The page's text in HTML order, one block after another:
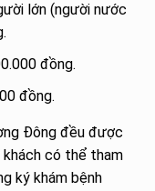
lớn (người nước
đồng.
đồng.
Đông đều được
khách có thể tham
ký khám bệnh